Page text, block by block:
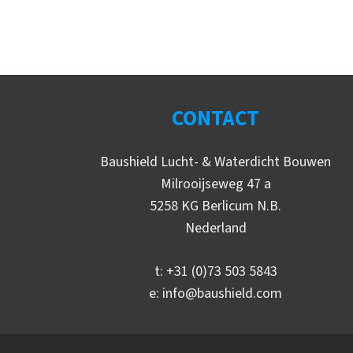
CONTACT
Baushield Lucht- & Waterdicht Bouwen
Milrooijseweg 47 a
5258 KG Berlicum N.B.
Nederland
t: +31 (0)73 503 5843
e: info@baushield.com